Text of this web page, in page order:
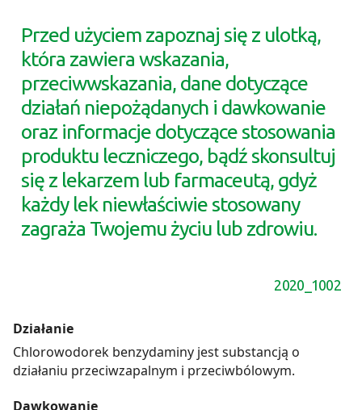
Przed użyciem zapoznaj się z ulotką,
która zawiera wskazania,
przeciwwskazania, dane dotyczące
działań niepożądanych i dawkowanie
oraz informacje dotyczące stosowania
produktu leczniczego, bądź skonsultuj
się z lekarzem lub farmaceutą, gdyż
każdy lek niewłaściwie stosowany
zagraża Twojemu życiu lub zdrowiu.
2020_1002
Działanie
Chlorowodorek benzydaminy jest substancją o
działaniu przeciwzapalnym i przeciwbólowym.
Dawkowanie